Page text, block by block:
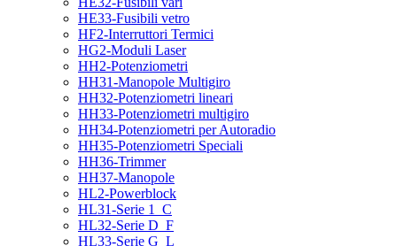
HE33-Fusibili vetro
HF2-Interruttori Termici
HG2-Moduli Laser
HH2-Potenziometri
HH31-Manopole Multigiro
HH32-Potenziometri lineari
HH33-Potenziometri multigiro
HH34-Potenziometri per Autoradio
HH35-Potenziometri Speciali
HH36-Trimmer
HH37-Manopole
HL2-Powerblock
HL31-Serie 1_C
HL32-Serie D_F
HL33-Serie G_L